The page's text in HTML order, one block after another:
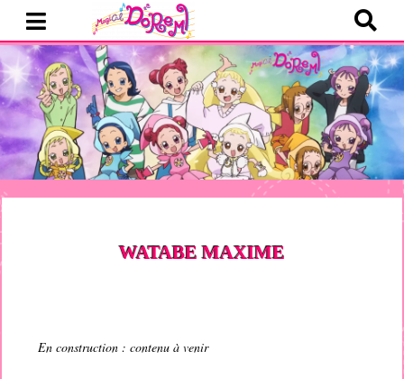
WATABE MAXIME
En construction : contenu à venir